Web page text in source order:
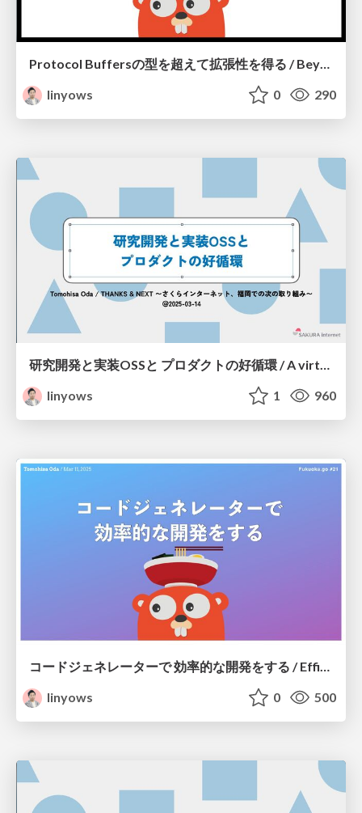
Protocol Buffersの型を超えて拡張性を得る / Beyond Protocol Buffers Types Achieving Extensibility
linyows
0 290
研究開発と実装OSSと プロダクトの好循環 / A virtuous cycle of research and development implementation OSS and products
linyows
1 960
コードジェネレーターで 効率的な開発をする / Efficient development with code generators
linyows
0 500